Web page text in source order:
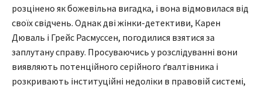
розцінено як божевільна вигадка, і вона відмовилася від
своїх свідчень. Однак дві жінки-детективи, Карен
Дюваль і Грейс Расмуссен, погодилися взятися за
заплутану справу. Просуваючись у розслідуванні вони
виявляють потенційного серійного ґвалтівника і
розкривають інституційні недоліки в правовій системі,